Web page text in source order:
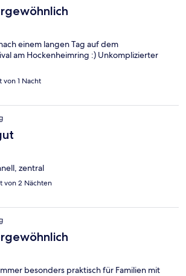
einem langen Tag auf dem
am Hockenheimring :) Unkomplizierter
von 1 Nacht
zentral
von 2 Nächten
besonders praktisch für Familien mit